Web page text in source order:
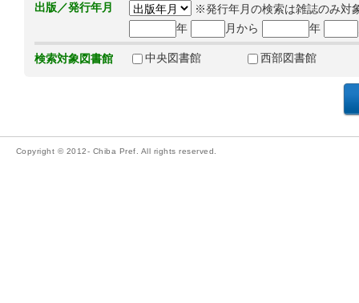
出版／発行年月
※発行年月の検索は雑誌のみ対
年
月から 年
検索対象図書館 中央図書館 西部図書館
Copyright © 2012- Chiba Pref. All rights reserved.